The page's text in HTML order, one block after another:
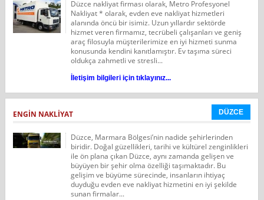
Düzce nakliyat firması olarak, Metro Profesyonel
Nakliyat * olarak, evden eve nakliyat hizmetleri
alanında öncü bir isimiz. Uzun yıllardır sektörde
hizmet veren firmamız, tecrübeli çalışanları ve geniş
araç filosuyla müşterilerimize en iyi hizmeti sunma
konusunda kendini kanıtlamıştır. Ev taşıma süreci
oldukça zahmetli ve stresli...
İletişim bilgileri için tıklayınız...
ENGIN NAKLIYAT DÜZCE
Düzce, Marmara Bölgesi’nin nadide şehirlerinden
biridir. Doğal güzellikleri, tarihi ve kültürel zenginlikleri
ile ön plana çıkan Düzce, aynı zamanda gelişen ve
büyüyen bir şehir olma özelliği taşımaktadır. Bu
gelişim ve büyüme sürecinde, insanların ihtiyaç
duyduğu evden eve nakliyat hizmetini en iyi şekilde
sunan firmalar...